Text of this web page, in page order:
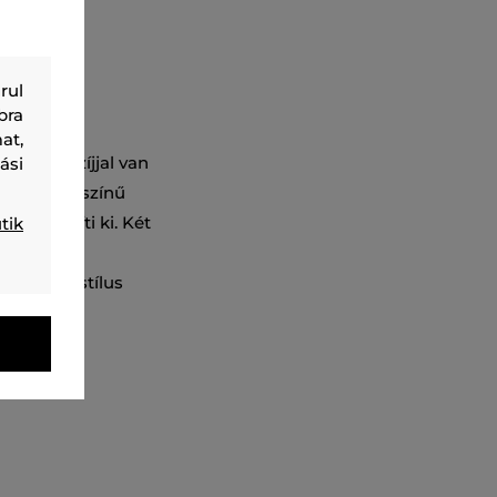
derékszíjjal van
Az egyszínű
egészíti ki. Két
stílus